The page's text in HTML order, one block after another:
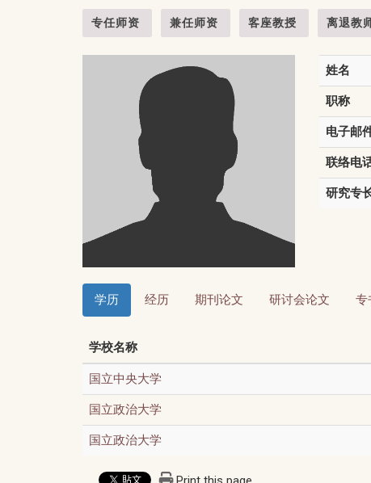
专任师资 兼任师资 客座教授 离退教
姓名
职称
电子邮
联络电
研究专
学历 经历 期刊论文 研讨会论文 专
学校名称
国立中央大学
国立政治大学
国立政治大学